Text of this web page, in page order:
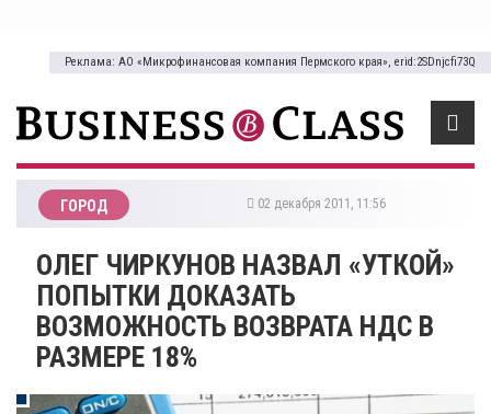
Реклама: АО «Микрофинансовая компания Пермского края», erid:2SDnjcfi73Q
ГОРОД 02 декабря 2011, 11:56
ОЛЕГ ЧИРКУНОВ НАЗВАЛ «УТКОЙ»
ПОПЫТКИ ДОКАЗАТЬ
ВОЗМОЖНОСТЬ ВОЗВРАТА НДС В
РАЗМЕРЕ 18%